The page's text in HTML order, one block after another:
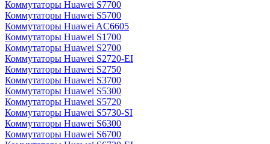
Коммутаторы Huawei S7700
Коммутаторы Huawei S5700
Коммутаторы Huawei AC6605
Коммутаторы Huawei S1700
Коммутаторы Huawei S2700
Коммутаторы Huawei S2720-EI
Коммутаторы Huawei S2750
Коммутаторы Huawei S3700
Коммутаторы Huawei S5300
Коммутаторы Huawei S5720
Коммутаторы Huawei S5730-SI
Коммутаторы Huawei S6300
Коммутаторы Huawei S6700